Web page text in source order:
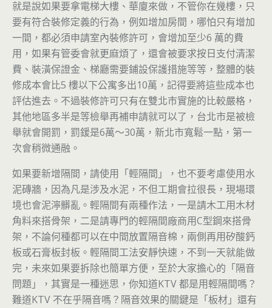
就是說如果要拿電梯大樓、華廈來做，不管你在幾樓，只
要有符合裝修定義的行為，例如增加房間，哪怕只有增加
一間，都必須申請室內裝修許可，會增加至少6 萬的費
用，如果有管委會就更麻煩了，還會被要求按日支付清潔
費、裝潢保證金、梯廳需要鋪設保護措施等等，整體的裝
修成本會比5 樓以下公寓多出10萬，記得要將這些成本也
評估進去。不過裝修許可只有在雙北市實施的比較嚴格，
其他地區多半是等檢舉再補申請就可以了，台北市是被檢
舉就會開罰，罰鍰是6萬～30萬，新北市寬鬆一點，第一
次會稍微通融。
如果要新增隔間，請使用「輕隔間」，也不要考慮使用水
泥磚牆，因為凡是涉及水泥，不但工期會拉很長，現場環
境也會泥濘髒亂。輕隔間有兩種作法，一是請木工用木材
角料來搭骨架，二是請專門的輕隔間廠商用C型鋼來搭骨
架，不論何種都可以在中間放置隔音棉，兩側再用矽酸鈣
板或石膏板封板。輕隔間工法安靜快速，不到一天就能做
完，未來如果要拆除也簡單方便，至於大家擔心的「隔音
問題」，其實是一種迷思，你知道KTV 都是用輕隔間嗎？
難道KTV 不在乎隔音嗎？隔音效果的關鍵是「板材」還有